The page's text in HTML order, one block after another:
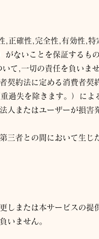
,正確性,完全性,有効性,
ないことを保証するも
て,一切の責任を負いま
契約法に定める消費者契
過失を除きます。）に
法人 またはユーザーが損害
三者との間において生じ
しまたは本サービスの提
いません。